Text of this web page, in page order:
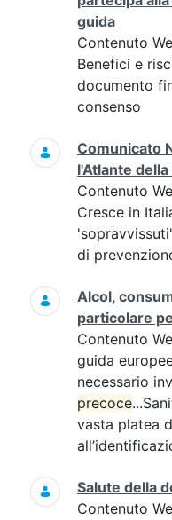
guida
Contenuto
Benefici e
documento
consenso
Comunicato
l'Atlante
Contenuto
Cresce in
di
Alcol,
particolare
Contenuto
guida
necessario
precoce
vasta platea
Salute della
Contenuto